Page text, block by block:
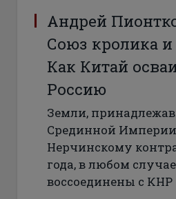
Андрей
Союз кролика и
Как Китай
Россию
Земли,
Срединной Империи
Нерчинскому
года, в любом
воссоединены с КНР